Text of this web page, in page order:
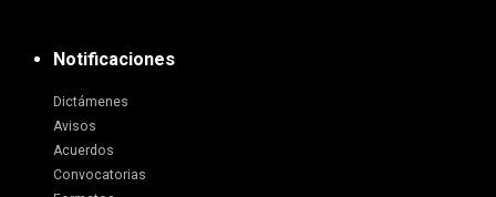
Notificaciones
Dictámenes
Avisos
Acuerdos
Convocatorias